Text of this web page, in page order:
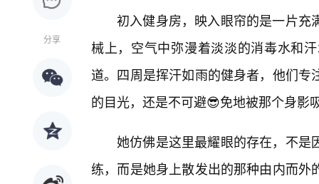
分享
初入健身房，映入眼帘的是一片充
械上，空气中弥漫着淡淡的消毒水和
道。四周是挥汗如雨的健身者，他们
的目光，还是不可避😎免地被那个身
她仿佛是这里最耀眼的存在，不是
练，而是她身上散发出的那种由内而